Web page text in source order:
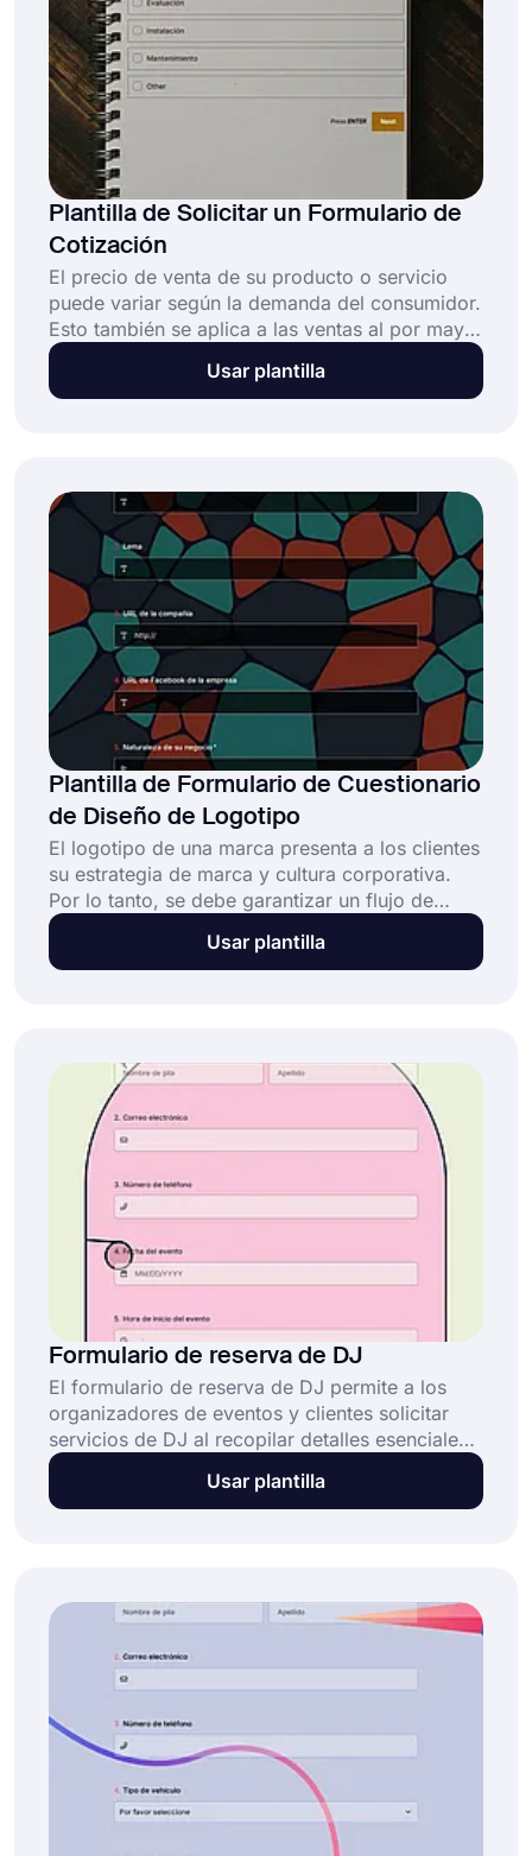
Plantilla de Solicitar un Formulario de
Cotización
El precio de venta de su producto o servicio
puede variar según la demanda del consumidor.
Esto también se aplica a las ventas al por mayor
o al por menor. En tal caso, su precio cambiará.
La plantilla de formulario de solicitud de
enlace al formulario. ¡Comience a recibir
solicitudes de cotización de sus clientes y
mantenga su flujo de trabajo en marcha!
Usar plantilla
Plantilla de Formulario de Cuestionario
de Diseño de Logotipo
El logotipo de una marca presenta a los clientes
su estrategia de marca y cultura corporativa.
Por lo tanto, se debe garantizar un flujo de
información correcto entre las agencias y las
empresas durante el proceso de diseño. Con el
personalizando la plantilla de formulario o
creando una desde cero.
Usar plantilla
Formulario de reserva de DJ
El formulario de reserva de DJ permite a los
organizadores de eventos y clientes solicitar
servicios de DJ al recopilar detalles esenciales
del evento, requisitos de configuración e
información de contacto para preparar un
Usar plantilla